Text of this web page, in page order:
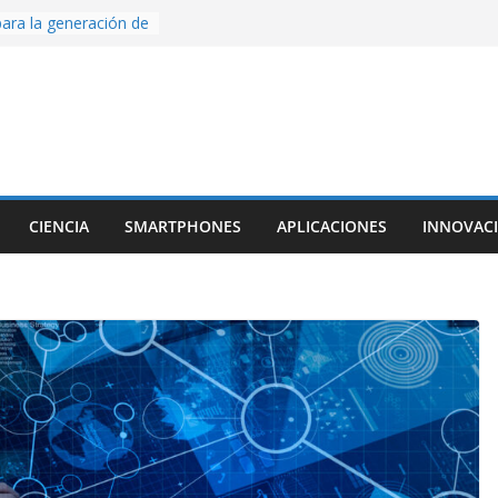
la cámara:
AI
un juego de
con Inteligencia
IA
CIENCIA SMARTPHONES APLICACIONES